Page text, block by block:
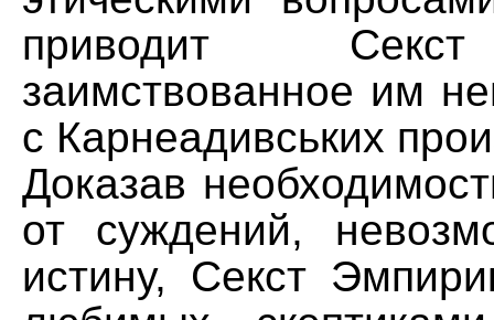
приводит
заимствованное им
с Карнеадивських
Доказав
от суждений,
истину, Секст